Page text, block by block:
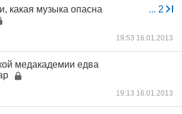
... 2
какая музыка опасна
19:53 16.01.2013
медакадемии едва
19:13 16.01.2013